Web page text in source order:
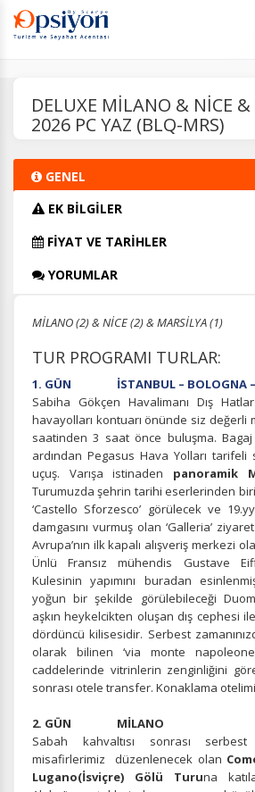
DELUXE MİLANO & NİCE
2026 PC YAZ (BLQ-MRS)
GENEL
EK BİLGİLER
FİYAT VE TARİHLER
YORUMLAR
MİLANO (2) & NİCE (2) & MARSİLYA (1)
TUR PROGRAMI TURLAR:
1. GÜN İSTANBUL – BOLOGNA –
Sabiha Gökçen Havalimanı Dış
havayolları kontuarı önünde siz değerli
saatinden 3 saat önce buluşma.
ardından Pegasus Hava Yolları tarifeli
uçuş. Varışa istinaden panoramik
Turumuzda şehrin tarihi eserlerinden
‘Castello Sforzesco’ görülecek ve
damgasını vurmuş olan ‘Galleria’
Avrupa’nın ilk kapalı alışveriş merkezi
Ünlü Fransız mühendis Gustave
Kulesinin yapımını buradan
yoğun bir şekilde görülebileceği
aşkın heykelcikten oluşan dış cephesi
dördüncü kilisesidir. Serbest
olarak bilinen ‘via monte
caddelerinde vitrinlerin zenginliğini
sonrası otele transfer. Konaklama
2. GÜN MİLANO
Sabah kahvaltısı sonrası
misafirlerimiz düzenlenecek olan
Lugano(İsviçre) Gölü Turuna